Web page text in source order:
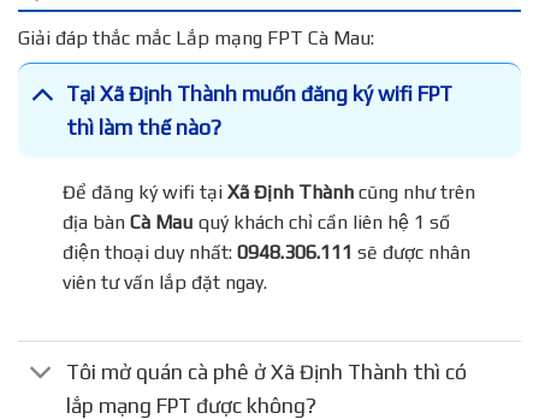
Giải đáp thắc mắc Lắp mạng FPT Cà Mau:
Tại Xã Định Thành muốn đăng ký wifi FPT
thì làm thế nào?
Để đăng ký wifi tạiXã Định Thànhcũng như trên
địa bànCà Mauquý khách chỉ cần liên hệ 1 số
điện thoại duy nhất:0948.306.111 sẽ được nhân
viên tư vấn lắp đặt ngay.
Tôi mở quán cà phê ở Xã Định Thành thì có
lắp mạng FPT được không?